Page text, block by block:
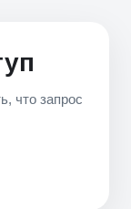
что запрос